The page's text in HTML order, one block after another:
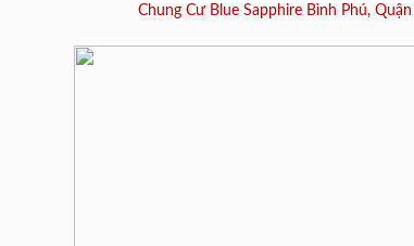
Chung Cư Blue Sapphire Bình Phú,